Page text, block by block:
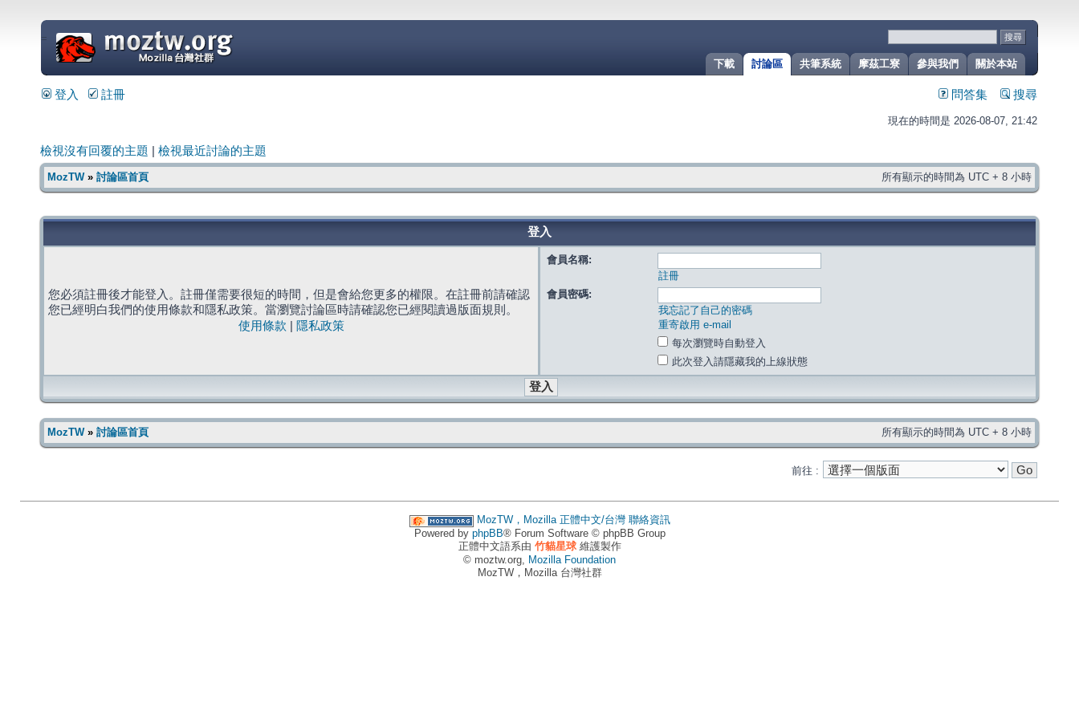
關於本站
參與我們
摩茲工寮
共筆系統
討論區
下載
=
登入 註冊 問答集 搜尋
現在的時間是 2026-08-07, 21:42
檢視沒有回覆的主題 檢視最近討論的主題
MozTW» 討論區首頁 所有顯示的時間為 UTC + 8 小時
登入
您必須註冊後才能登入。註冊僅需要很短的時間，但是會給您更多的權限。在註冊前請確認
您已經明白我們的使用條款和隱私政策。當瀏覽討論區時請確認您已經閱讀過版面規則。
使用條款
隱私政策
會員名稱:
註冊
會員密碼:
我忘記了自己的密碼
重寄啟用 e-mail
每次瀏覽時自動登入
此次登入請隱藏我的上線狀態
MozTW» 討論區首頁 所有顯示的時間為 UTC + 8 小時
前往 :
MozTW，Mozilla 正體中文/台灣 聯絡資訊
Powered by phpBB® Forum Software © phpBB Group
正體中文語系由 竹貓星球維護製作
© moztw.org, Mozilla Foundation
MozTW，Mozilla 台灣社群